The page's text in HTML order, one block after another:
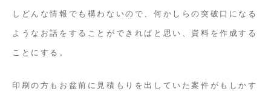
しどんな情報でも構わないので、何かしらの突破口になる
ようなお話をすることができればと思い、資料を作成する
ことにする。
印刷の方もお盆前に見積もりを出していた案件がもしかす